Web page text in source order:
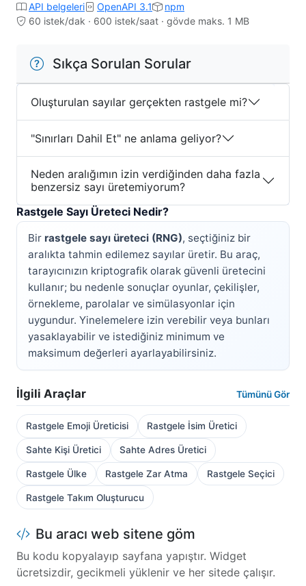
API belgeleri OpenAPI 3.1
npm
60 istek/dak · 600 istek/saat · gövde maks. 1 MB
Sıkça Sorulan Sorular
Oluşturulan sayılar gerçekten rastgele mi?
"Sınırları Dahil Et" ne anlama geliyor?
Neden aralığımın izin verdiğinden daha fazla
benzersiz sayı üretemiyorum?
Rastgele Sayı Üreteci Nedir?
Bir rastgele sayı üreteci (RNG), seçtiğiniz bir
aralıkta tahmin edilemez sayılar üretir. Bu araç,
tarayıcınızın kriptografik olarak güvenli üretecini
kullanır; bu nedenle sonuçlar oyunlar, çekilişler,
örnekleme, parolalar ve simülasyonlar için
uygundur. Yinelemelere izin verebilir veya bunları
yasaklayabilir ve istediğiniz minimum ve
maksimum değerleri ayarlayabilirsiniz.
İlgili Araçlar Tümünü Gör
Rastgele Emoji Üreticisi Rastgele İsim Üretici
Sahte Kişi Üretici Sahte Adres Üretici
Rastgele Ülke Rastgele Zar Atma Rastgele Seçici
Rastgele Takım Oluşturucu
Bu aracı web sitene göm
Bu kodu kopyalayıp sayfana yapıştır. Widget
ücretsizdir, gecikmeli yüklenir ve her sitede çalışır.